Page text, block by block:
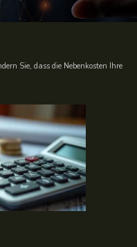
Sie, dass die Nebenkosten Ihre